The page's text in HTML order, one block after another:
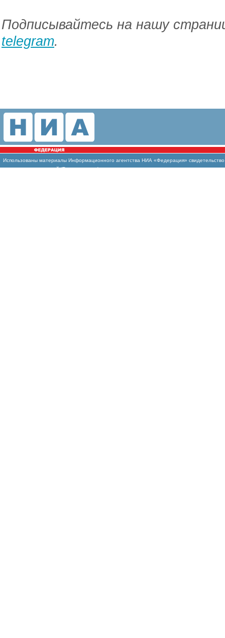
Подписывайтесь на нашу
telegram.
Использованы материалы Информационного агентства НИА «Федерация»
массовых коммуникаций (Роскомнадзор)